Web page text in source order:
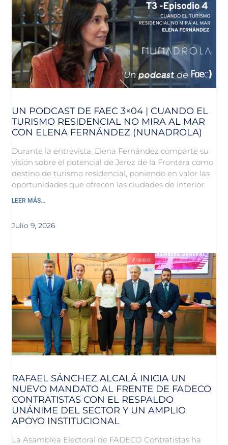
UN PODCAST DE FAEC 3×04 | CUANDO EL
TURISMO RESIDENCIAL NO MIRA AL MAR
CON ELENA FERNÁNDEZ (NUNADROLA)
Durante la entrevista, Elena Fernández comparte su
visión sobre el potencial de Jerez de la Frontera como
destino de turismo residencial, poniendo en valor las
oportunidades que ofrecen las ciudades de interior.
LEER MÁS...
Julio 9, 2026
RAFAEL SÁNCHEZ ALCALÁ INICIA UN
NUEVO MANDATO AL FRENTE DE FADECO
CONTRATISTAS CON EL RESPALDO
UNÁNIME DEL SECTOR Y UN AMPLIO
APOYO INSTITUCIONAL
La Asamblea Electoral de FADECO Contratistas ha